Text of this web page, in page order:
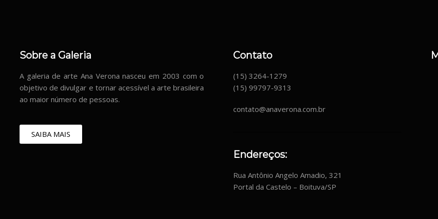
Sobre a Galeria
A galeria de arte Ana Verona nasceu em 2003 com o
objetivo de divulgar e tornar acessível a arte brasileira
ao maior número de pessoas.
SAIBA MAIS
Contato
(15) 3264-1279
(15) 99797-9313
contato@anaverona.com.br
Endereços:
Rua Antônio Angelo Amadio, 321
Portal da Castelo – Boituva/SP